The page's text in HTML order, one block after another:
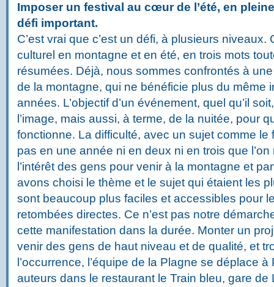
Imposer un festival au cœur de l’été, en
défi important.
C’est vrai que c’est un défi, à plusieurs
culturel en montagne et en été, en trois mots
résumées. Déjà, nous sommes confrontés à
de la montagne, qui ne bénéficie plus du même
années. L’objectif d’un événement, quel qu’il
l’image, mais aussi, à terme, de la nuitée, pour
fonctionne. La difficulté, avec un sujet comme le
pas en une année ni en deux ni en trois que
l’intérêt des gens pour venir à la montagne et
avons choisi le thème et le sujet qui étaient les
sont beaucoup plus faciles et accessibles pour
retombées directes. Ce n’est pas notre
cette manifestation dans la durée. Monter un
venir des gens de haut niveau et de qualité, et
l’occurrence, l’équipe de la Plagne se déplace
auteurs dans le restaurant le Train bleu, gare de